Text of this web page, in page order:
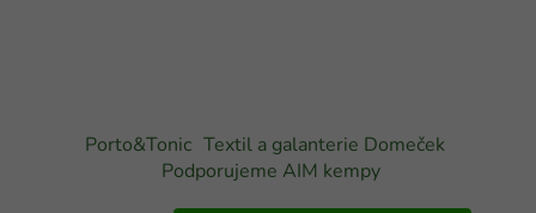
Porto&Tonic Textil a galanterie Domeček
Podporujeme AIM kempy